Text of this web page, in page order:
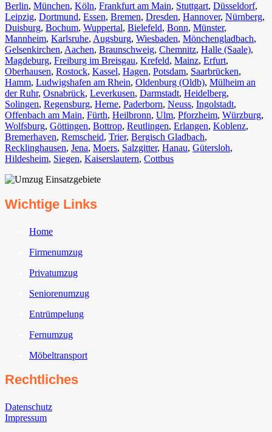
Berlin⁠, München, Köln⁠, Frankfurt am Main, Stuttgart, Düsseldorf,
Leipzig, Dortmund, Essen, Bremen, Dresden, Hannover, Nürnberg,
Duisburg⁠, Bochum, Wuppertal⁠, Bielefeld⁠, Bonn⁠, Münster⁠,
Mannheim, Karlsruhe, Augsburg, Wiesbaden⁠, Mönchengladbach⁠,
Gelsenkirchen⁠, Aachen⁠, Braunschweig, Chemnitz⁠, Halle (Saale)⁠,
Magdeburg, Freiburg im Breisgau⁠, Krefeld⁠, Mainz⁠, Erfurt,
Oberhausen⁠, Rostock⁠, Kassel⁠, Hagen, Potsdam, Saarbrücken⁠,
Hamm, Ludwigshafen am Rhein⁠, Oldenburg (Oldb), Mülheim an
der Ruhr, Osnabrück⁠, Leverkusen, Darmstadt⁠, Heidelberg,
Solingen, Regensburg, Herne⁠, Paderborn, Neuss, Ingolstadt,
Offenbach am Main, Fürth⁠, Heilbronn, Ulm⁠, Pforzheim, Würzburg,
Wolfsburg⁠, Göttingen, Bottrop, Reutlingen, Erlangen⁠, Koblenz,
Bremerhaven⁠, Remscheid, Trier⁠, Bergisch Gladbach,
Recklinghausen, Jena⁠, Moers⁠, Salzgitter⁠, Hanau, Gütersloh,
Hildesheim⁠, Siegen⁠, Kaiserslautern⁠, Cottbus⁠
Wichtige Links
Home
Firmenumzug
Privatumzug
Seniorenumzug
Entrümpelung
Fernumzug
Möbeltransport
Rechtliches
Datenschutz
Impressum